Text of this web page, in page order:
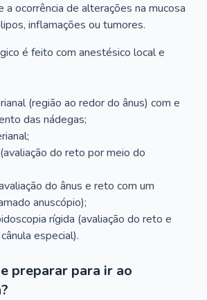
a ocorrência de alterações na mucosa
inflamações ou tumores.
é feito com anestésico local e
(região ao redor do ânus) com e
das nádegas;
do reto por meio do
do ânus e reto com um
anuscópio);
rígida (avaliação do reto e
especial).
preparar para ir ao